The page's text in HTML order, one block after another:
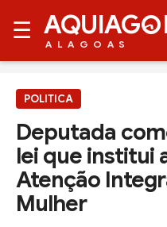
☰ AQUIAG
ALAGOAS
POLITICA
Deputada
lei que institui
Atenção
Mulher